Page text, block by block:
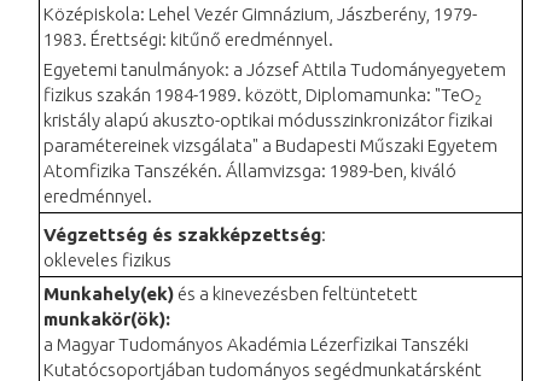
Középiskola: Lehel Vezér Gimnázium, Jászberény, 1979-
1983. Érettségi: kitűnő eredménnyel.
Egyetemi tanulmányok: a József Attila Tudományegyetem
fizikus szakán 1984-1989. között, Diplomamunka: "TeO2
kristály alapú akuszto-optikai módusszinkronizátor fizikai
paramétereinek vizsgálata" a Budapesti Műszaki Egyetem
Atomfizika Tanszékén. Államvizsga: 1989-ben, kiváló
eredménnyel.
Végzettség és szakképzettség:
okleveles fizikus
Munkahely(ek)és a kinevezésben feltüntetett
munkakör(ök):
a Magyar Tudományos Akadémia Lézerfizikai Tanszéki
Kutatócsoportjában tudományos segédmunkatársként